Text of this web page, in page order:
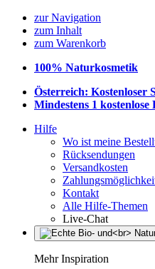
zur Navigation
zum Inhalt
zum Warenkorb
100% Naturkosmetik
Österreich: Kostenloser
Mindestens 1 kostenlose
Hilfe
Wo ist meine
Rücksendungen
Versandkosten
Kontakt
Alle Hilfe-Themen
Live-Chat
Mehr Inspiration